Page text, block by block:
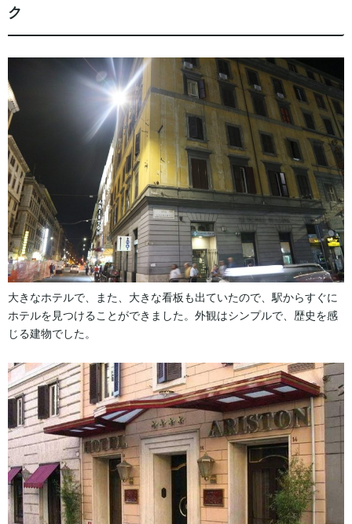
ク
大きなホテルで、また、大きな看板も出ていたので、駅からすぐに
ホテルを見つけることができました。外観はシンプルで、歴史を感
じる建物でした。